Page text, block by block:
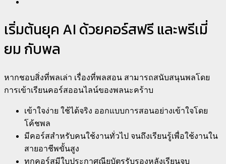
เริ่มต้นยุค AI ด้วยคอร์สฟรี และพรีเมี่
ยม กับพล
หากชอบสิ่งที่พลเล่า เรื่องที่พลสอน สามารถสนับสนุนพลโดย
การเข้าเรียนคอร์สออนไลน์ของพลนะคร้าบ
เข้าใจง่าย ใช้ได้จริง ออกแบบการสอนอย่างเข้าใจโดย
โค้ชพล
มีคอร์สสำหรับคนใช้งานทั่วไป จนถึงเรียนรู้เพื่อใช้งานใน
สายอาชีพขั้นสูง
ทุกคอร์สมีใบประกาศณียบัตรรับรองหลังเรียนจบ